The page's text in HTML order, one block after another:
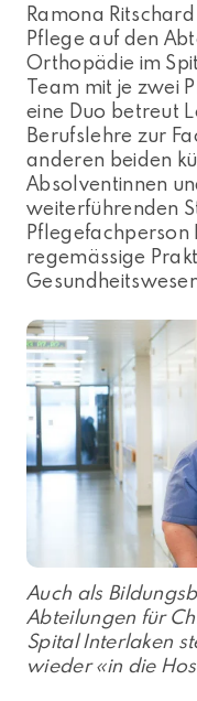
Ramona
Pflege auf den
Orthopädie im
Team mit je zwei
eine Duo betreut
Berufslehre zur
anderen beiden
Absolventinnen
weiterführenden
Pflegefachperson
regemässige
Auch als
Abteilungen für
Spital Interlaken
wieder «in die